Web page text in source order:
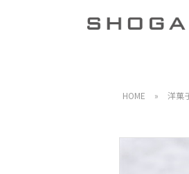
HOME » 洋菓